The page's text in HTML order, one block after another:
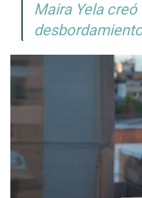
Maira Yela